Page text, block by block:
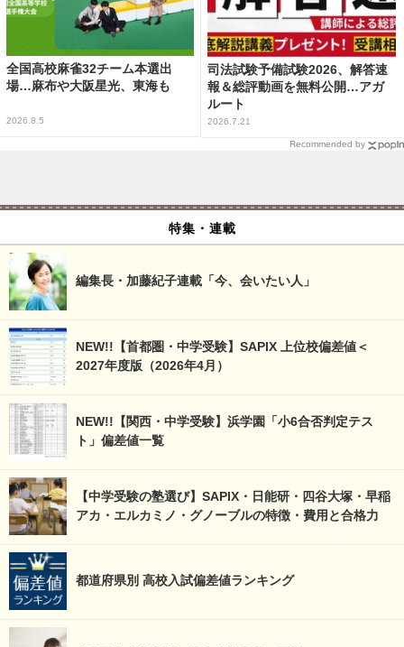
全国高校麻雀32チーム本選出
場…麻布や大阪星光、東海も
2026.8.5
司法試験予備試験2026、解答速
報＆総評動画を無料公開…アガ
ルート
2026.7.21
Recommended by
特集・連載
編集長・加藤紀子連載「今、会いたい人」
NEW!!【首都圏・中学受験】SAPIX 上位校偏差値＜
2027年度版（2026年4月）
NEW!!【関西・中学受験】浜学園「小6合否判定テス
ト」偏差値一覧
【中学受験の塾選び】SAPIX・日能研・四谷大塚・早稲
アカ・エルカミノ・グノーブルの特徴・費用と合格力
都道府県別 高校入試偏差値ランキング